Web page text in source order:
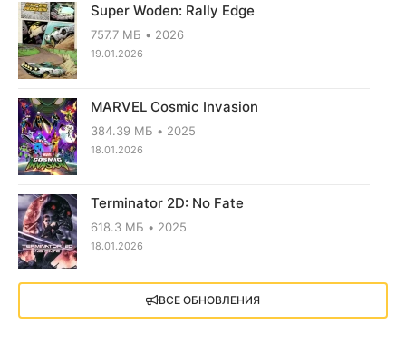
Super Woden: Rally Edge
757.7 МБ 2026
19.01.2026
MARVEL Cosmic Invasion
384.39 МБ 2025
18.01.2026
Terminator 2D: No Fate
618.3 МБ 2025
18.01.2026
X4: Foundations (2018)
13.73 GB 2018
ВСЕ ОБНОВЛЕНИЯ